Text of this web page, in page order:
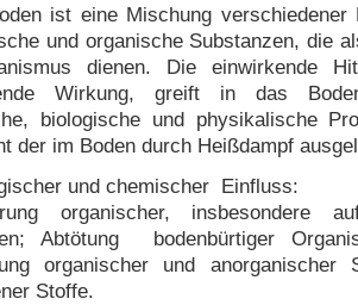
ist eine Mischung verschiedener
und organische Substanzen, die
dienen. Die einwirkende
Wirkung, greift in das
biologische und physikalische
der im Boden durch Heißdampf
und chemischer Einfluss:
organischer, insbesondere
Abtötung bodenbürtiger
organischer und anorganischer
Stoffe.